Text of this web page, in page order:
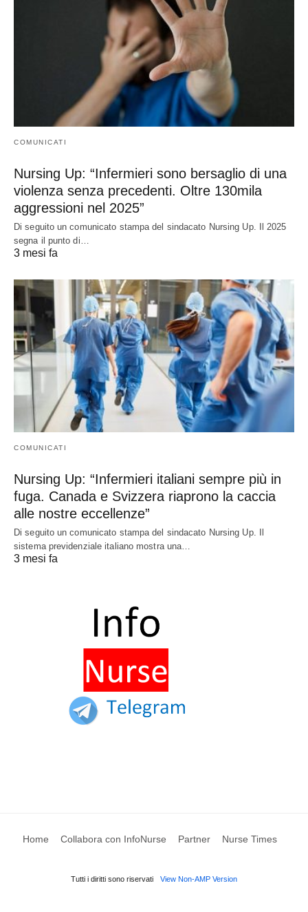
COMUNICATI
Nursing Up: “Infermieri sono bersaglio di una
violenza senza precedenti. Oltre 130mila
aggressioni nel 2025”
Di seguito un comunicato stampa del sindacato Nursing Up. Il 2025
segna il punto di…
3 mesi fa
COMUNICATI
Nursing Up: “Infermieri italiani sempre più in
fuga. Canada e Svizzera riaprono la caccia
alle nostre eccellenze”
Di seguito un comunicato stampa del sindacato Nursing Up. Il
sistema previdenziale italiano mostra una…
3 mesi fa
Home Collabora con InfoNurse Partner Nurse Times
Tutti i diritti sono riservati View Non-AMP Version